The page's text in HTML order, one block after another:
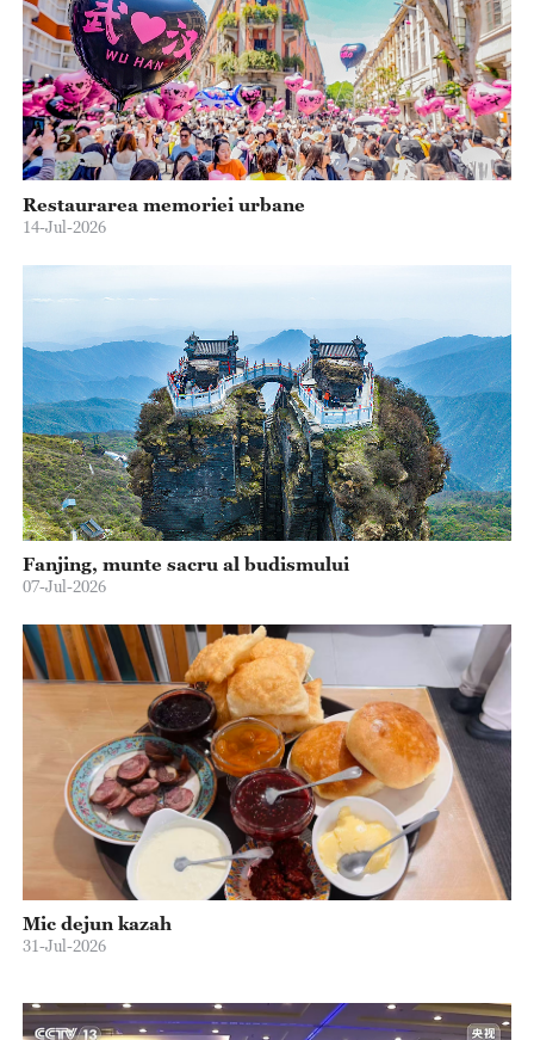
Restaurarea memoriei urbane
14-Jul-2026
Fanjing, munte sacru al budismului
07-Jul-2026
Mic dejun kazah
31-Jul-2026